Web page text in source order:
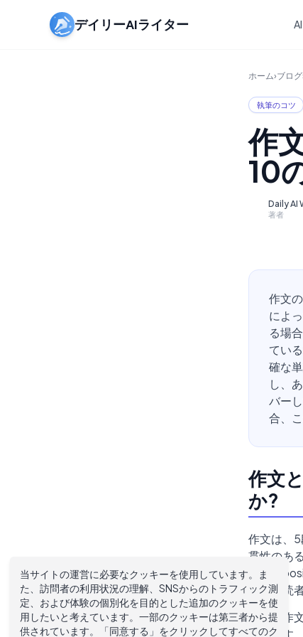
デイリーAIライター
ホーム›ブログ
執筆のコツ
作
10
Daily AI
著者
作文
によ
る場
てい
確な
し、
バー
合、
作文
か?
作文は、
貫性のあ
「
考を、読
堅実な作
からです
当サイトの運営に必要なクッキーを使用しています。ま
た、訪問者の利用状況の理解、SNSからのトラフィック測
定、および体験の個別化を目的とした追加のクッキーを使
用したいと考えています。一部のクッキーは第三者から提
供されています。「同意する」をクリックしてすべてのク